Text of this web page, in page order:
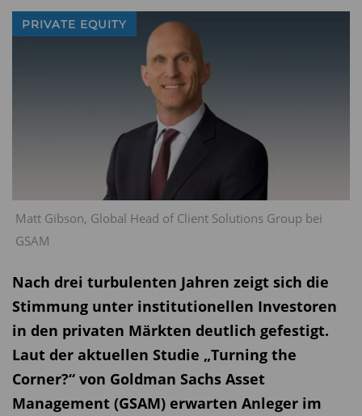
Matt Gibson, Global Head of Client Solutions Group bei
GSAM
PRIVATE EQUITY
Nach drei turbulenten Jahren zeigt sich die
Stimmung unter institutionellen Investoren
in den privaten Märkten deutlich gefestigt.
Laut der aktuellen Studie „Turning the
Corner?“ von Goldman Sachs Asset
Management (GSAM) erwarten Anleger im